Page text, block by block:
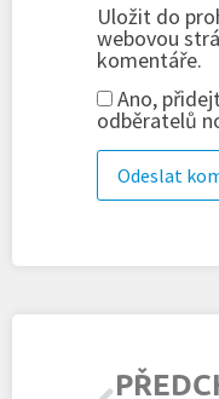
Uložit do
webovou
komentáře.
Ano,
odběratelů